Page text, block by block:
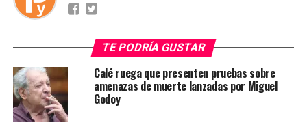
TE PODRÍA GUSTAR
Calé ruega que presenten pruebas sobre
amenazas de muerte lanzadas por Miguel
Godoy